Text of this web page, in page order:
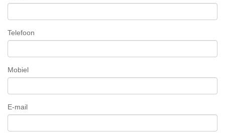
Telefoon
Mobiel
E-mail